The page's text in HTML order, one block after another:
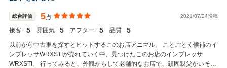
に作業をしているし、扱っている車種が通好みな車が多いのも車に対する知
識や愛情などであふれているからだと思います。 車を買う機会はなかなかな
いですが、ぜひまたお世話になりたいです。
頑張ります。 納車の日楽しみにお待ちください。コロナ対策等大変な
時節御身体ご自愛ください。 宜しくお願い致します。
総合評価 5点 2021/07/24投稿
接客 : 5 雰囲気 : 5 アフター : 5 品質 : 5
以前から中古車を探すとヒットするこのお店アニマル。 ことごとく候補のイ
ンプレッサWRXSTIが売れていく中、見つけたこのお店のインプレッサ
WRXSTI。 行ってみると、外観からして老舗的なお店で、頑固親父がいそう